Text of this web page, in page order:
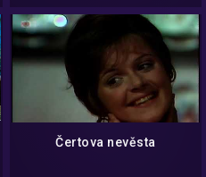
Čertova nevěsta